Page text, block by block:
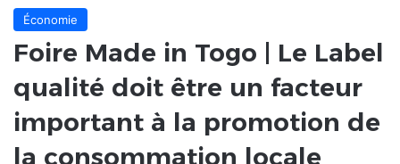
Économie
Foire Made in Togo | Le Label
qualité doit être un facteur
important à la promotion de
la consommation locale